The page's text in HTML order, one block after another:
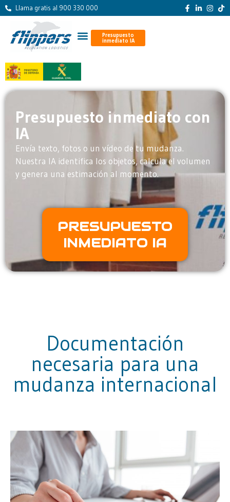
Llama gratis al 900 330 000
Presupuesto
inmediato IA
Presupuesto inmediato con
IA
Envía texto, fotos o un vídeo de tu mudanza.
Nuestra IA identifica los objetos, calcula el volumen
y genera una estimación al momento.
PRESUPUESTO
INMEDIATO IA
Documentación
necesaria para una
mudanza internacional